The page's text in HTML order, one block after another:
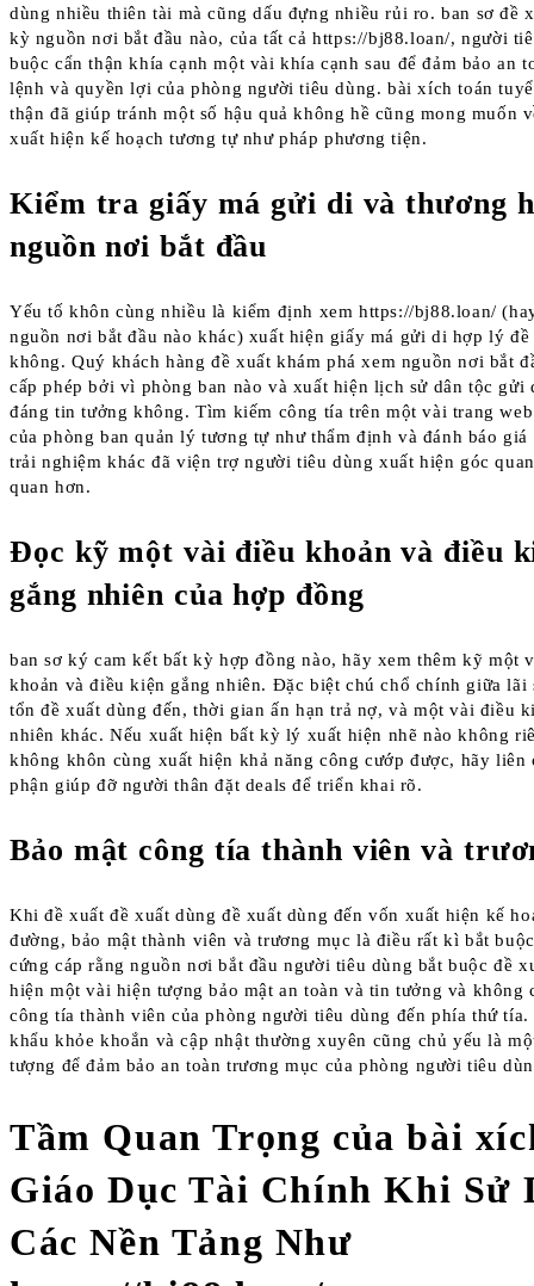
dùng nhiều thiên tài mà cũng dấu đựng nhiều rủi ro. ban sơ đề
kỳ nguồn nơi bắt đầu nào, của tất cả https://bj88.loan/, người
buộc cẩn thận khía cạnh một vài khía cạnh sau để đảm bảo an
lệnh và quyền lợi của phòng người tiêu dùng. bài xích toán
thận đã giúp tránh một số hậu quả không hề cũng mong muốn
xuất hiện kế hoạch tương tự như pháp phương tiện.
Kiểm tra giấy má gửi di và thương
nguồn nơi bắt đầu
Yếu tố khôn cùng nhiều là kiểm định xem https://bj88.loan/
nguồn nơi bắt đầu nào khác) xuất hiện giấy má gửi di hợp lý đề
không. Quý khách hàng đề xuất khám phá xem nguồn nơi bắt
cấp phép bởi vì phòng ban nào và xuất hiện lịch sử dân tộc gửi
đáng tin tưởng không. Tìm kiếm công tía trên một vài trang
của phòng ban quản lý tương tự như thẩm định và đánh báo
trải nghiệm khác đã viện trợ người tiêu dùng xuất hiện góc
quan hơn.
Đọc kỹ một vài điều khoản và điều
gắng nhiên của hợp đồng
ban sơ ký cam kết bất kỳ hợp đồng nào, hãy xem thêm kỹ một
khoản và điều kiện gắng nhiên. Đặc biệt chú chổ chính giữa lãi
tổn đề xuất dùng đến, thời gian ấn hạn trả nợ, và một vài điều
nhiên khác. Nếu xuất hiện bất kỳ lý xuất hiện nhẽ nào không
không khôn cùng xuất hiện khả năng công cướp được, hãy liên
phận giúp đỡ người thân đặt deals để triển khai rõ.
Bảo mật công tía thành viên và
Khi đề xuất đề xuất dùng đề xuất dùng đến vốn xuất hiện kế
đường, bảo mật thành viên và trương mục là điều rất kì bắt
cứng cáp rằng nguồn nơi bắt đầu người tiêu dùng bắt buộc đề
hiện một vài hiện tượng bảo mật an toàn và tin tưởng và không
công tía thành viên của phòng người tiêu dùng đến phía thứ tía.
khẩu khỏe khoắn và cập nhật thường xuyên cũng chủ yếu là
tượng để đảm bảo an toàn trương mục của phòng người tiêu
Tầm Quan Trọng của bài
Giáo Dục Tài Chính Khi Sử
Các Nền Tảng Như